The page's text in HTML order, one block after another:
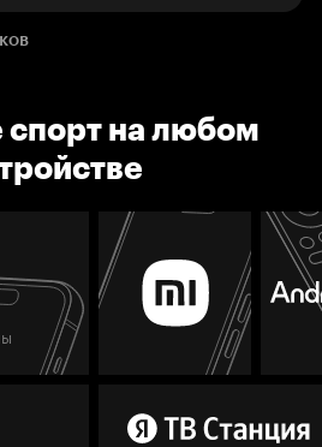
на любом